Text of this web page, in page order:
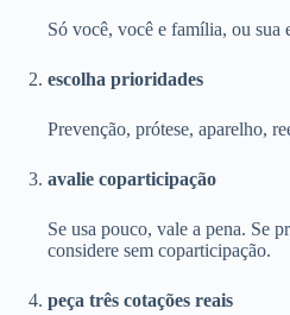
Só você, você e família, ou sua
escolha prioridades
Prevenção, prótese, aparelho,
avalie coparticipação
Se usa pouco, vale a pena. Se
considere sem coparticipação.
peça três cotações reais